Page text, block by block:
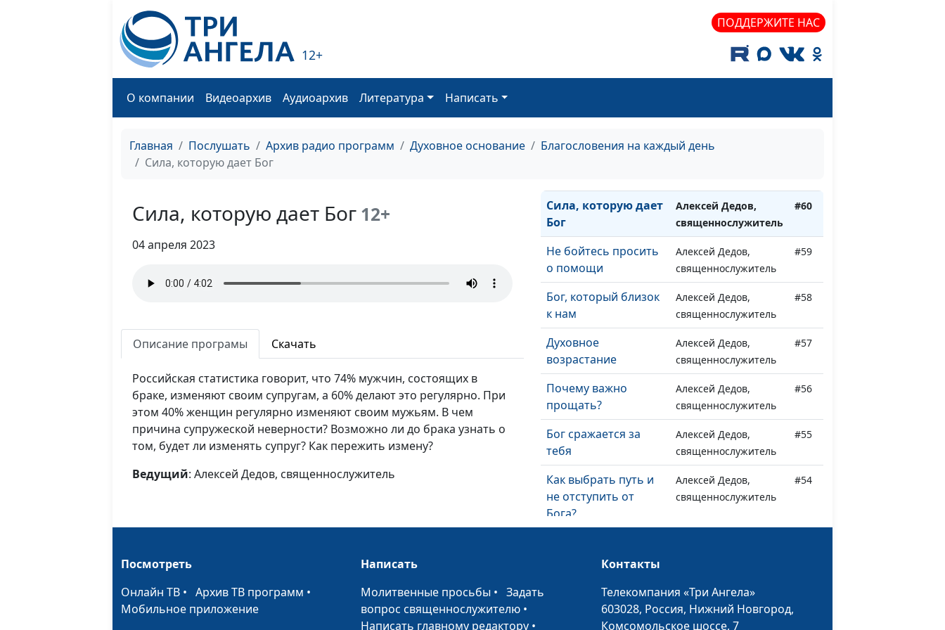
12+
ПОДДЕРЖИТЕ НАС
О компании Видеоархив Аудиоархив Литература Написать
Главная Послушать Архив радио программ Духовное основание
Благословения на каждый день
Сила, которую дает Бог
Сила, которую дает Бог 12+
04 апреля 2023
Описание програмы Скачать
Российская статистика говорит, что 74% мужчин, состоящих в
браке, изменяют своим супругам, а 60% делают это регулярно. При
этом 40% женщин регулярно изменяют своим мужьям. В чем
причина супружеской неверности? Возможно ли до брака узнать о
том, будет ли изменять супруг? Как пережить измену?
Ведущий: Алексей Дедов, священнослужитель
Алексей Дедов,
#64
«Носите бремена
Алексей Дедов,
#62
Сила, которую дает
Бог
Алексей Дедов,
священнослужитель
#60
Не бойтесь просить
о помощи
Алексей Дедов,
священнослужитель
#59
Бог, который близок
к нам
Алексей Дедов,
священнослужитель
#58
Духовное
возрастание
Алексей Дедов,
священнослужитель
#57
Почему важно
прощать?
Алексей Дедов,
священнослужитель
#56
Бог сражается за
тебя
Алексей Дедов,
священнослужитель
#55
Как выбрать путь и
не отступить от
Бога?
Алексей Дедов,
священнослужитель
#54
Что дает церковь
человеку?
Алексей Дедов,
священнослужитель
Посмотреть
Онлайн ТВ • Архив ТВ программ •
Мобильное приложение
Написать
Молитвенные просьбы •Задать
вопрос священнослужителю •
Написать главному редактору •
Контакты
Телекомпания «Три Ангела»
603028, Россия, Нижний Новгород,
Комсомольское шоссе, 7